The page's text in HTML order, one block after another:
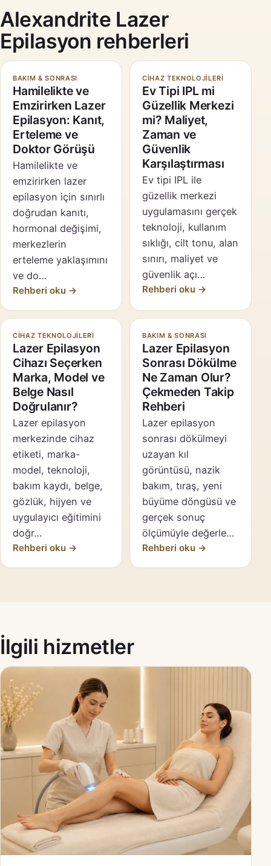
Alexandrite Lazer
Epilasyon rehberleri
BAKIM & SONRASI
Hamilelikte ve
Emzirirken Lazer
Epilasyon: Kanıt,
Erteleme ve
Doktor Görüşü
Hamilelikte ve
emzirirken lazer
epilasyon için sınırlı
doğrudan kanıtı,
hormonal değişimi,
merkezlerin
erteleme yaklaşımını
ve do…
Rehberi oku →
CIHAZ TEKNOLOJILERI
Ev Tipi IPL mi
Güzellik Merkezi
mi? Maliyet,
Zaman ve
Güvenlik
Karşılaştırması
Ev tipi IPL ile
güzellik merkezi
uygulamasını gerçek
teknoloji, kullanım
sıklığı, cilt tonu, alan
sınırı, maliyet ve
güvenlik açı…
Rehberi oku →
CIHAZ TEKNOLOJILERI
Lazer Epilasyon
Cihazı Seçerken
Marka, Model ve
Belge Nasıl
Doğrulanır?
Lazer epilasyon
merkezinde cihaz
etiketi, marka-
model, teknoloji,
bakım kaydı, belge,
gözlük, hijyen ve
uygulayıcı eğitimini
doğr…
Rehberi oku →
BAKIM & SONRASI
Lazer Epilasyon
Sonrası Dökülme
Ne Zaman Olur?
Çekmeden Takip
Rehberi
Lazer epilasyon
sonrası dökülmeyi
uzayan kıl
görüntüsü, nazik
bakım, tıraş, yeni
büyüme döngüsü ve
gerçek sonuç
ölçümüyle değerle…
Rehberi oku →
İlgili hizmetler